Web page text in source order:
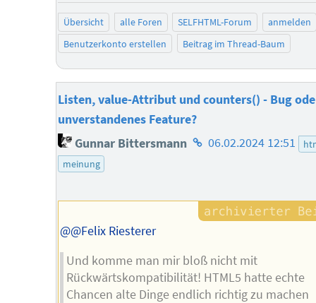
Übersicht alle Foren SELFHTML-Forum
anmelden
Benutzerkonto erstellen
Beitrag im Thread-Baum
Listen, value-Attribut und counters() - Bug
unverstandenes Feature?
Gunnar Bittersmann Homepage
06.02.2024 12:51
meinung
@@Felix Riesterer
Und komme man mir bloß nicht mit
Rückwärtskompatibilität! HTML5 hatte echte
Chancen alte Dinge endlich richtig zu machen